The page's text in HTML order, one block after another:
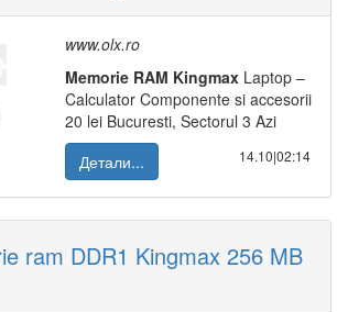
www.olx.ro
Memorie RAM Kingmax Laptop –
Calculator Componente si accesorii
20 lei Bucuresti, Sectorul 3 Azi
Детали...
14.10|02:14
ram DDR1 Kingmax 256 MB